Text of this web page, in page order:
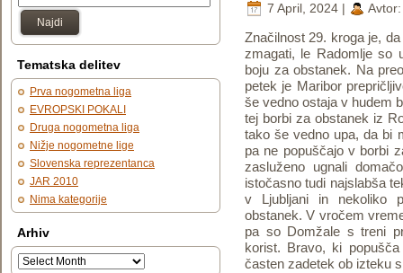
Najdi
Tematska delitev
Prva nogometna liga
EVROPSKI POKALI
Druga nogometna liga
Nižje nogometne lige
Slovenska reprezentanca
JAR 2010
Nima kategorije
Arhiv
7 April, 2024 |
Značilnost 29. kroga je,
zmagati, le Radomlje so
boju za obstanek. Na
petek je Maribor
še vedno ostaja v hudem
tej borbi za obstanek iz
tako še vedno upa, da bi
pa ne popuščajo v borbi
zasluženo ugnali
istočasno tudi najslabša
v Ljubljani in nekoliko
obstanek. V vročem
pa so Domžale s treni
korist. Bravo, ki
časten zadetek ob izteku